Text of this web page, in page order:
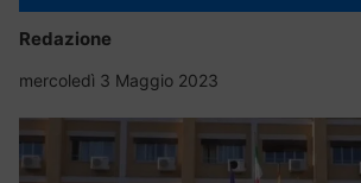
Redazione
mercoledì 3 Maggio 2023